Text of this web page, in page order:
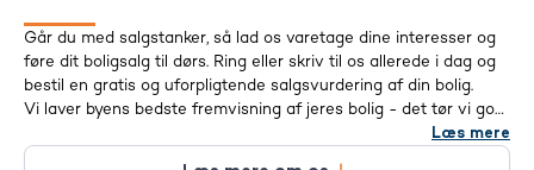
Går du med salgstanker, så lad os varetage dine interesser og
føre dit boligsalg til dørs. Ring eller skriv til os allerede i dag og
bestil en gratis og uforpligtende salgsvurdering af din bolig.
Vi laver byens bedste fremvisning af jeres bolig - det tør vi godt
love og vi bruger heller end gerne ekstra tid med køberne.Læs mere